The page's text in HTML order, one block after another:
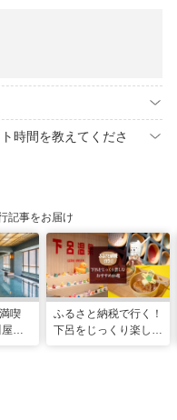
時間を教えてくださ
記事をお届け
喫
屋」
ふるさと納税で行く！
下呂をじっくり楽しむ